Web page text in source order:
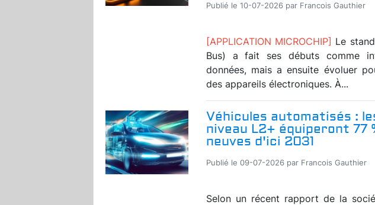
Publié le 10-07-2026 par Francois Gauthier
[APPLICATION MICROCHIP] Le
Bus) a fait ses débuts comme
données, mais a ensuite évoluer
des appareils électroniques. À...
Véhicules automatisés :
niveau L2+ équiperont 77
neuves d'ici 2031
Publié le 09-07-2026 par Francois Gauthier
Selon un récent rapport de la